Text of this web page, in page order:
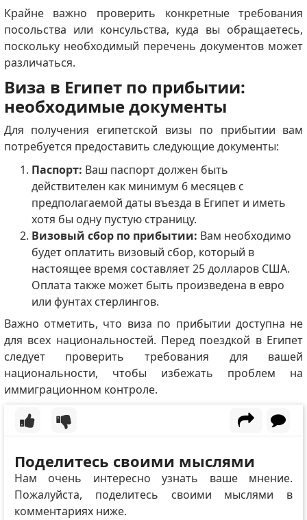
Крайне важно проверить конкретные требования
посольства или консульства, куда вы обращаетесь,
поскольку необходимый перечень документов может
различаться.
Виза в Египет по прибытии:
необходимые документы
Для получения египетской визы по прибытии вам
потребуется предоставить следующие документы:
Паспорт: Ваш паспорт должен быть
действителен как минимум 6 месяцев с
предполагаемой даты въезда в Египет и иметь
хотя бы одну пустую страницу.
Визовый сбор по прибытии: Вам необходимо
будет оплатить визовый сбор, который в
настоящее время составляет 25 долларов США.
Оплата также может быть произведена в евро
или фунтах стерлингов.
Важно отметить, что виза по прибытии доступна не
для всех национальностей. Перед поездкой в ​​Египет
следует проверить требования для вашей
национальности, чтобы избежать проблем на
иммиграционном контроле.
Поделитесь своими мыслями
Нам очень интересно узнать ваше мнение.
Пожалуйста, поделитесь своими мыслями в
комментариях ниже.